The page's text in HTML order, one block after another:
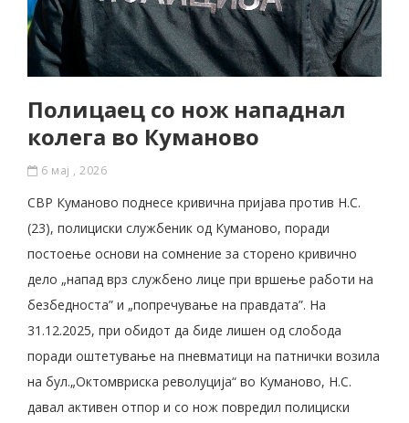
Полицаец со нож нападнал
колега во Куманово
6 мај , 2026
СВР Куманово поднесе кривична пријава против Н.С.
(23), полициски службеник од Куманово, поради
постоење основи на сомнение за сторено кривично
дело „напад врз службено лице при вршење работи на
безбедноста” и „попречување на правдата”. На
31.12.2025, при обидот да биде лишен од слобода
поради оштетување на пневматици на патнички возила
на бул.„Октомвриска револуција“ во Куманово, Н.С.
давал активен отпор и со нож повредил полициски